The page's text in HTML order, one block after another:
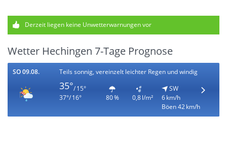
Derzeit liegen keine Unwetterwarnungen vor
Wetter Hechingen 7-Tage Prognose
SO 09.08. Teils sonnig, vereinzelt leichter Regen und windig
35°/ 15°
37°/ 16°
80 % 0,8 l/m²
SW
6 km/h
Böen 42 km/h